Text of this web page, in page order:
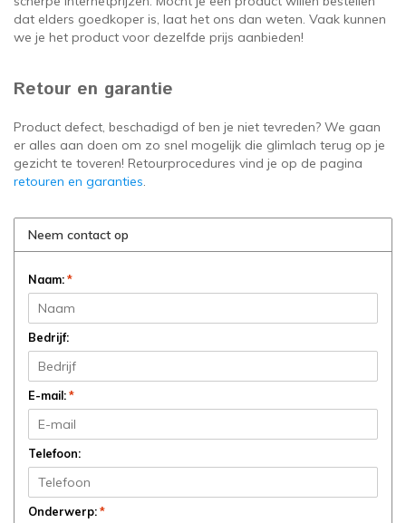
dat elders goedkoper is, laat het ons dan weten. Vaak kunnen
we je het product voor dezelfde prijs aanbieden!
Retour en garantie
Product defect, beschadigd of ben je niet tevreden? We gaan
er alles aan doen om zo snel mogelijk die glimlach terug op je
gezicht te toveren! Retourprocedures vind je op de pagina
retouren en garanties.
Neem contact op
Naam:*
Bedrijf:
E-mail:*
Telefoon:
Onderwerp:*